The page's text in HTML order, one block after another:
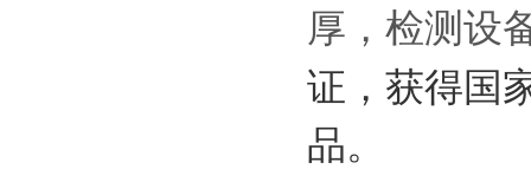
厚，检测设
证，获得国
品。